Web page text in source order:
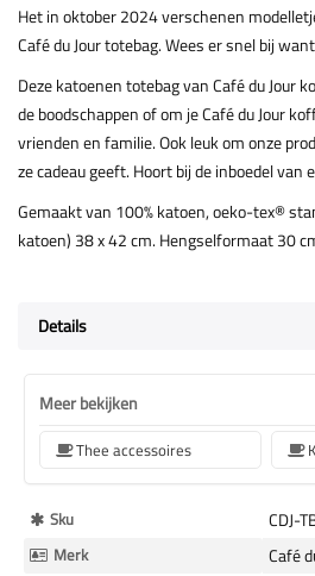
Het in oktober 2024 verschenen
Café du Jour totebag. Wees er snel bij
Deze katoenen totebag van Café du Jour
de boodschappen of om je Café du Jour
vrienden en familie. Ook leuk om onze
ze cadeau geeft. Hoort bij de inboedel van
Gemaakt van 100% katoen, oeko-tex®
katoen) 38 x 42 cm. Hengselformaat 30
Details
Meer bekijken
Thee accessoires
Meer
Informatie
Sku CDJ-
Merk Café